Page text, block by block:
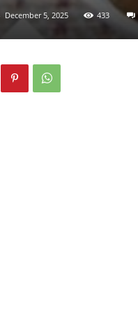
December 5, 2025 433